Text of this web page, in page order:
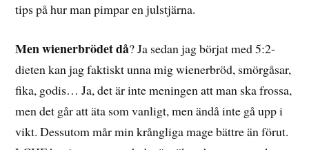
tips på hur man pimpar en julstjärna.
Men wienerbrödet då? Ja sedan jag börjat med 5:2-
dieten kan jag faktiskt unna mig wienerbröd, smörgåsar,
fika, godis… Ja, det är inte meningen att man ska frossa,
men det går att äta som vanligt, men ändå inte gå upp i
vikt. Dessutom mår min krångliga mage bättre än förut.